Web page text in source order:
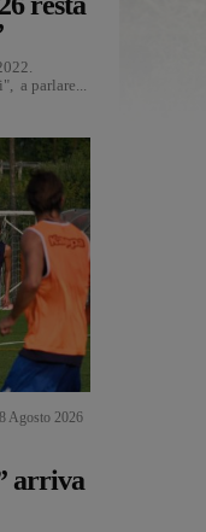
a parlare...
8 Agosto 2026
arriva